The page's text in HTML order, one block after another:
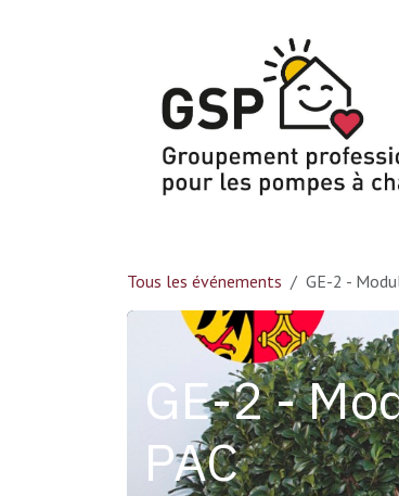
Tous les événements GE-2 -
GE-2 -
PAC